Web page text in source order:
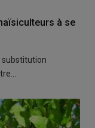
à se
substitution